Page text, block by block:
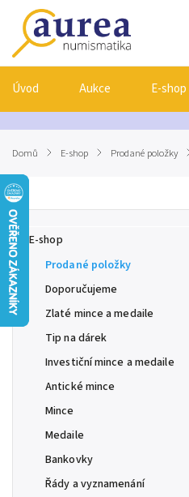
Úvod Aukce E-shop
Domů / E-shop / Prodané položky /
E-shop
Prodané položky
Doporučujeme
Zlaté mince a medaile
Tip na dárek
Investiční mince a medaile
Antické mince
Mince
Medaile
Bankovky
Řády a vyznamenání